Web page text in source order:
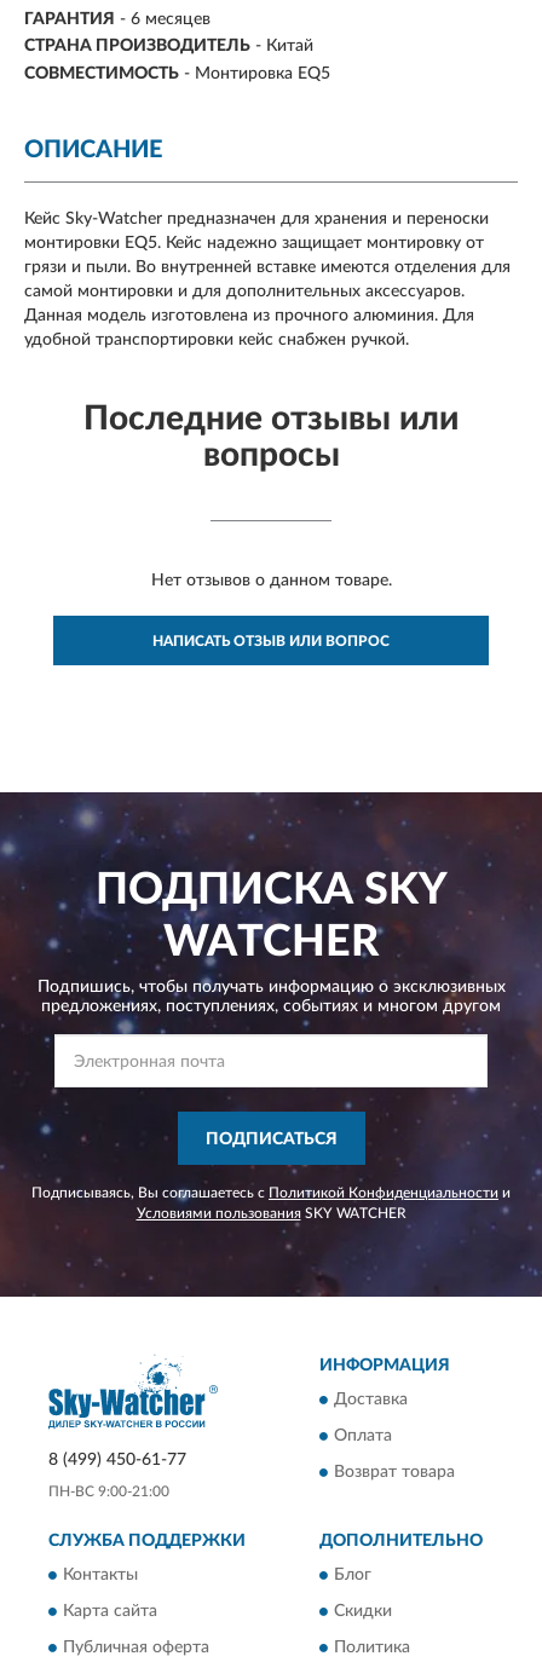
ГАРАНТИЯ - 6 месяцев
СТРАНА ПРОИЗВОДИТЕЛЬ - Китай
СОВМЕСТИМОСТЬ - Монтировка EQ5
ОПИСАНИЕ
Кейс Sky-Watcher предназначен для хранения и переноски
монтировки EQ5. Кейс надежно защищает монтировку от
грязи и пыли. Во внутренней вставке имеются отделения для
самой монтировки и для дополнительных аксессуаров.
Данная модель изготовлена из прочного алюминия. Для
удобной транспортировки кейс снабжен ручкой.
Последние отзывы или
вопросы
Нет отзывов о данном товаре.
НАПИСАТЬ ОТЗЫВ ИЛИ ВОПРОС
ПОДПИСКАSKY
WATCHER
Подпишись, чтобы получать информацию о эксклюзивных
предложениях, поступлениях, событиях и многом другом
ПОДПИСАТЬСЯ
Подписываясь, Вы соглашаетесь с Политикой Конфиденциальности и
Условиями пользованияSKY WATCHER
8 (499) 450-61-77
ПН-ВС 9:00-21:00
ИНФОРМАЦИЯ
Доставка
Оплата
Возврат товара
СЛУЖБА ПОДДЕРЖКИ
Контакты
Карта сайта
Публичная оферта
ДОПОЛНИТЕЛЬНО
Блог
Скидки
Политика